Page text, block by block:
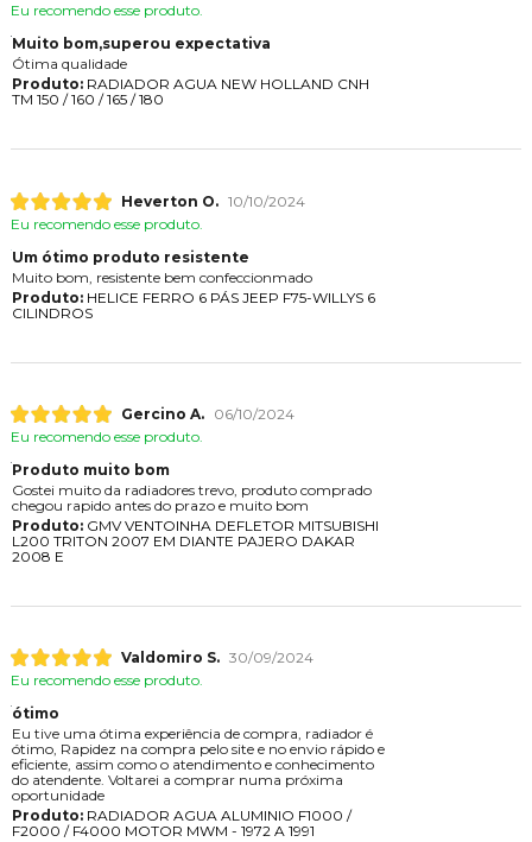
Eu recomendo esse produto.
Muito bom,superou expectativa
Ótima qualidade
Produto:RADIADOR AGUA NEW HOLLAND CNH
TM 150 / 160 / 165 / 180
Heverton O. 10/10/2024
Eu recomendo esse produto.
Um ótimo produto resistente
Muito bom, resistente bem confeccionmado
Produto:HELICE FERRO 6 PÁS JEEP F75-WILLYS 6
CILINDROS
Gercino A.
06/10/2024
Eu recomendo esse produto.
Produto muito bom
Gostei muito da radiadores trevo, produto comprado
chegou rapido antes do prazo e muito bom
Produto:GMV VENTOINHA DEFLETOR MITSUBISHI
L200 TRITON 2007 EM DIANTE PAJERO DAKAR
2008 E
Valdomiro S. 30/09/2024
Eu recomendo esse produto.
ótimo
Eu tive uma ótima experiência de compra, radiador é
ótimo, Rapidez na compra pelo site e no envio rápido e
eficiente, assim como o atendimento e conhecimento
do atendente. Voltarei a comprar numa próxima
oportunidade
Produto:RADIADOR AGUA ALUMINIO F1000 /
F2000 / F4000 MOTOR MWM - 1972 A 1991